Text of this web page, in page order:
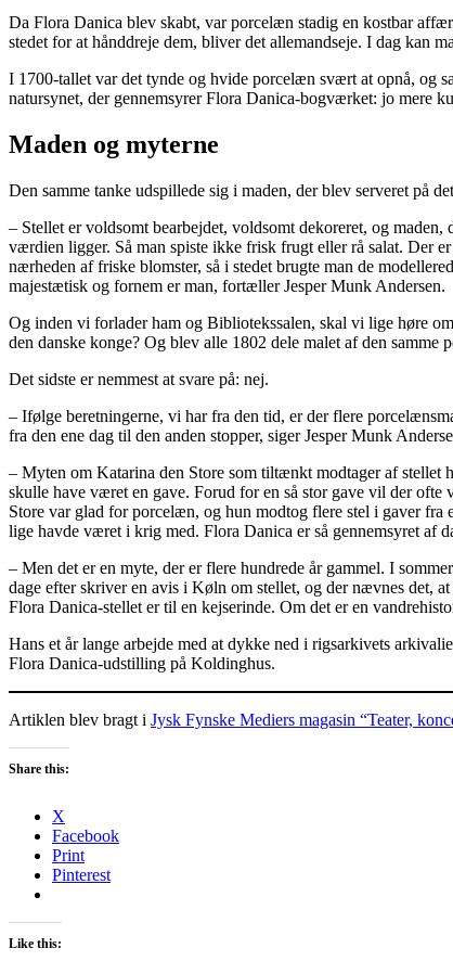
Da Flora Danica blev skabt, var porcelæn stadig en kostbar
stedet for at hånddreje dem, bliver det allemandseje. I dag kan
I 1700-tallet var det tynde og hvide porcelæn svært at opnå, og
natursynet, der gennemsyrer Flora Danica-bogværket: jo mere
Maden og myterne
Den samme tanke udspillede sig i maden, der blev serveret på
– Stellet er voldsomt bearbejdet, voldsomt dekoreret, og
værdien ligger. Så man spiste ikke frisk frugt eller rå salat. Der
nærheden af friske blomster, så i stedet brugte man de
majestætisk og fornem er man, fortæller Jesper Munk Andersen.
Og inden vi forlader ham og Bibliotekssalen, skal vi lige høre
den danske konge? Og blev alle 1802 dele malet af den samme
Det sidste er nemmest at svare på: nej.
– Ifølge beretningerne, vi har fra den tid, er der flere
fra den ene dag til den anden stopper, siger Jesper Munk
– Myten om Katarina den Store som tiltænkt modtager af stellet
skulle have været en gave. Forud for en så stor gave vil der
Store var glad for porcelæn, og hun modtog flere stel i gaver fra
lige havde været i krig med. Flora Danica er så gennemsyret af
– Men det er en myte, der er flere hundrede år gammel. I
dage efter skriver en avis i Køln om stellet, og der nævnes det,
Flora Danica-stellet er til en kejserinde. Om det er en
Hans et år lange arbejde med at dykke ned i rigsarkivets
Flora Danica-udstilling på Koldinghus.
Artiklen blev bragt i Jysk Fynske Mediers magasin “Teater,
Share this:
X
Facebook
Print
Pinterest
Like this: